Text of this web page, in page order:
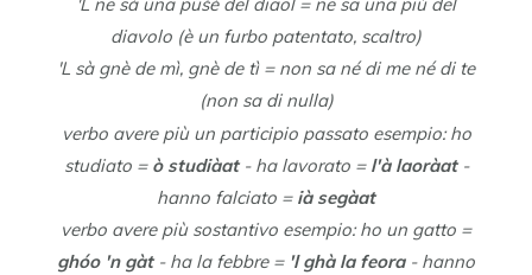
diavolo (è un furbo patentato, scaltro)
'L sà gnè de mì, gnè de tì = non sa né di me né di te
(non sa di nulla)
verbo avere più un participio passato esempio: ho
studiato = ò studiàat - ha lavorato = l'à laoràat -
hanno falciato = ià segàat
verbo avere più sostantivo esempio: ho un gatto =
ghóo 'n gàt- ha la febbre = 'l ghà la feora - hanno